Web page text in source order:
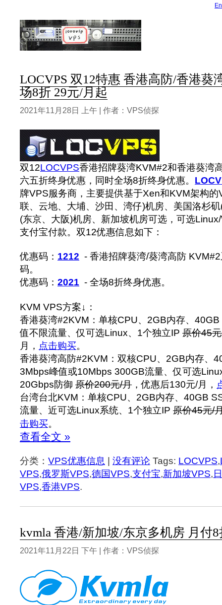
LOCVPS 双12特惠 香港高防/香港葵
场8折 29元/月起
2021年11月28日 上午 | 作者：VPS侦探
双12LOCVPS香港招牌葵湾KVM#2和香港葵湾
六五折终身优惠，同时全场8折终身优惠。
牌VPS服务商，主要提供基于Xen和KVM架构
联、云地、大埔、沙田、湾仔)机房、美国洛杉
(东京、大阪)机房、新加坡机房可选，可选
支付宝付款。双12优惠信息如下：
优惠码： 1212 - 香港招牌葵湾/葵湾高防
码。
优惠码： 2021 - 全场8折终身优惠。
KVM VPS方案↓：
香港葵湾#2KVM：单核CPU、2GB内存、
值不限流量、仅可选Linux、1个独立IP 原价45
月， 点击购买。
香港葵湾高防#2KVM：双核CPU、2GB内存、
3Mbps峰值或10Mbps 300GB流量、仅可选
20Gbps防御 原价200元/月 ，优惠后130元/月，
台湾台北KVM：单核CPU、2GB内存、40GB
流量、近可选Linux系统、1个独立IP 原价45元/
击购买。
查看全文 »
分类： VPS优惠信息 没有评论 Tags: LOCVPS,
VPS,俄罗斯VPS,德国VPS,支付宝,新加坡VPS,
VPS,香港VPS.
kvmla 香港/新加坡/东京多机房 月付
2021年11月22日 下午 | 作者：VPS侦探